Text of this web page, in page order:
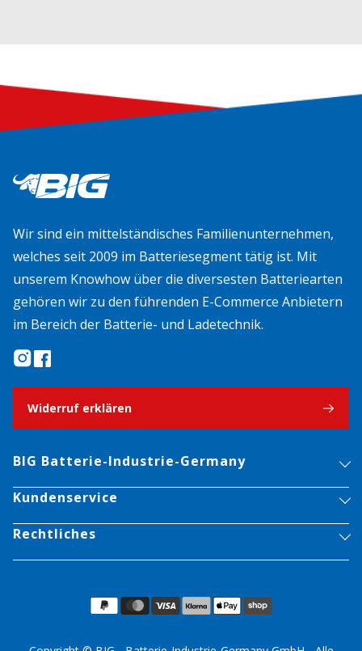
Wir sind ein mittelständisches Familienunternehmen,
welches seit 2009 im Batteriesegment tätig ist. Mit
unserem Knowhow über die diversesten Batteriearten
gehören wir zu den führenden E-Commerce Anbietern
im Bereich der Batterie- und Ladetechnik.
Widerruf erklären
BIG Batterie-Industrie-Germany
Kundenservice
Rechtliches